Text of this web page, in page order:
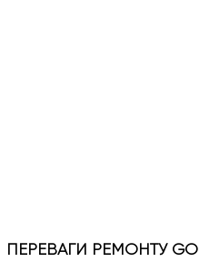
ПЕРЕВАГИ РЕМОНТУ